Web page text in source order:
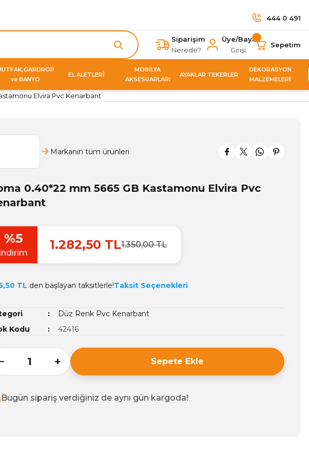
444 0 491
Siparişim
Nerede?
Üye/Bayi
Girişi
Sepetim
ve BANYO
EL ALETLERİ
MOBİLYA
AKSESUARLARI
AYAKLAR TEKERLER
DEKORASYON
MALZEMELERİ
Elvira Pvc Kenarbant
Markanın tüm ürünleri
0.40*22 mm 5665 GB Kastamonu Elvira Pvc
%5
indirim
1.282,50 TL1.350,00 TL
TL den başlayan taksitlerle!Taksit Seçenekleri
Düz Renk Pvc Kenarbant
Kodu
42416
Sepete Ekle
Bugün sipariş verdiğiniz de aynı gün kargoda!